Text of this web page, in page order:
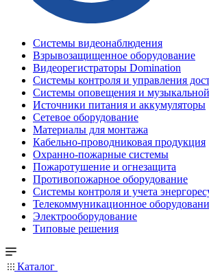
Системы видеонаблюдения
Взрывозащищенное оборудование
Видеорегистраторы Domination
Системы контроля и управления
Системы оповещения и
Источники питания и аккумуляторы
Сетевое оборудование
Материалы для монтажа
Кабельно-проводниковая продукция
Охранно-пожарные системы
Пожаротушение и огнезащита
Противопожарное оборудование
Системы контроля и учета
Телекоммуникационное
Электрооборудование
Типовые решения
Каталог